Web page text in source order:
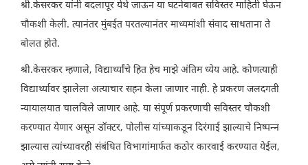
श्री.केसरकर यांनी बदलापूर येथे जाऊन या घटनेबाबत सविस्तर माहिती घेऊन
चौकशी केली. त्यानंतर मुंबईत परतल्यानंतर माध्यमांशी संवाद साधताना ते
बोलत होते.
श्री.केसरकर म्हणाले, विद्यार्थ्यांचे हित हेच माझे अंतिम ध्येय आहे. कोणत्याही
विद्यार्थ्यावर झालेला अत्याचार सहन केला जाणार नाही. हे प्रकरण जलदगती
न्यायालयात चालविले जाणार आहे. या संपूर्ण प्रकरणाची सविस्तर चौकशी
करण्यात येणार असून डॉक्टर, पोलीस यांच्याकडून दिरंगाई झाल्याचे निष्पन्न
झाल्यास त्यांच्यावरही संबंधित विभागांमार्फत कठोर कारवाई करण्यात येईल,